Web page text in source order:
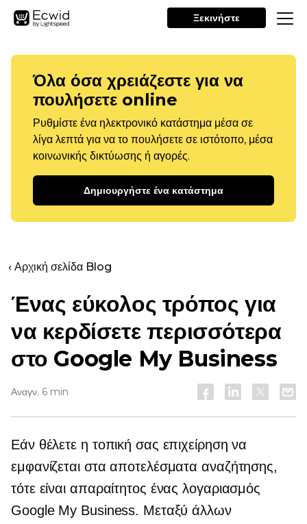
Ξεκινήστε
Όλα όσα χρειάζεστε για να
πουλήσετε online
Ρυθμίστε ένα ηλεκτρονικό κατάστημα μέσα σε
λίγα λεπτά για να το πουλήσετε σε ιστότοπο, μέσα
κοινωνικής δικτύωσης ή αγορές.
Δημιουργήστε ένα κατάστημα
‹ Αρχική σελίδα Blog
Ένας εύκολος τρόπος για
να κερδίσετε περισσότερα
στο Google My Business
Αναγν. 6 min
Εάν θέλετε η τοπική σας επιχείρηση να
εμφανίζεται στα αποτελέσματα αναζήτησης,
τότε είναι απαραίτητος ένας λογαριασμός
Google My Business. Μεταξύ άλλων